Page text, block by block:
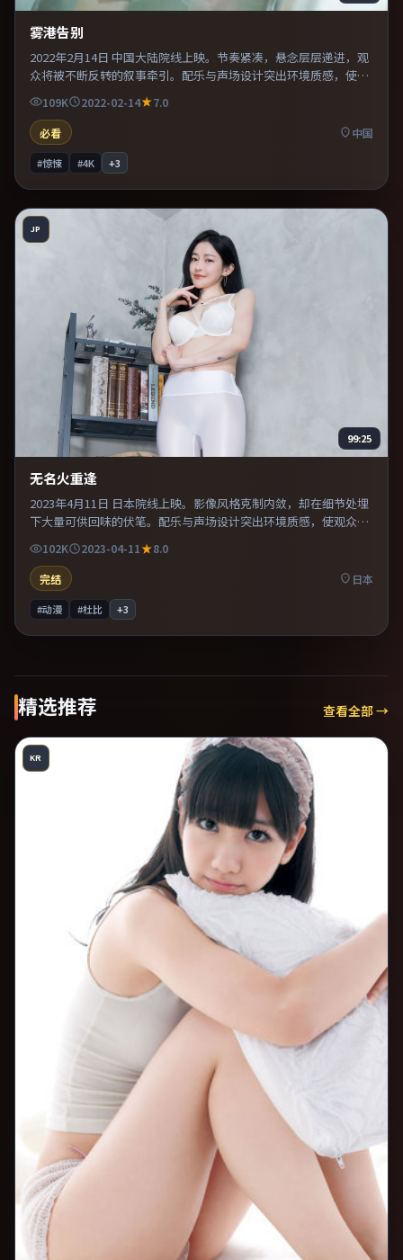
雾港告别
2022年2月14日 中国大陆院线上映。节奏紧凑，悬念层层递进，观
众将被不断反转的叙事牵引。配乐与声场设计突出环境质感，使观
众更易沉浸其中。片尾留白意味深长，值得二刷细品台词与构图。
109K 2022-02-14
7.0
必看
中国
#惊悚 #4K +3
JP
99:25
无名火重逢
2023年4月11日 日本院线上映。影像风格克制内敛，却在细节处埋
下大量可供回味的伏笔。配乐与声场设计突出环境质感，使观众更
102K 2023-04-11
8.0
完结
日本
#动漫 #杜比 +3
精选推荐 查看全部 →
KR